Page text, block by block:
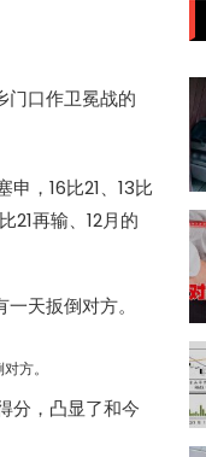
门口作卫冕战的
申 ，16比21、13比
21再输、12月的
方。
分，凸显了和今